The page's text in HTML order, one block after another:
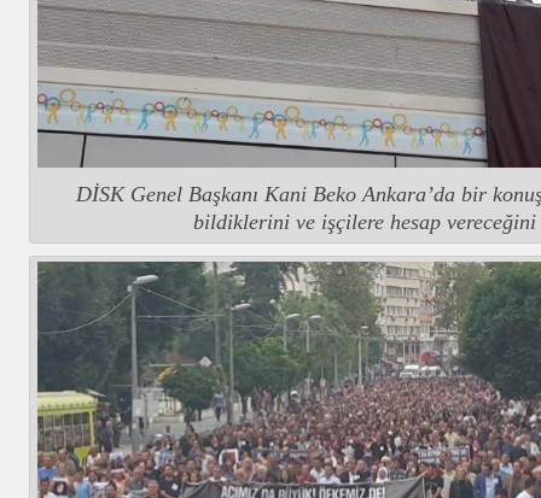
DİSK Genel Başkanı Kani Beko Ankara’da bir
bildiklerini ve işçilere hesap vereceğini